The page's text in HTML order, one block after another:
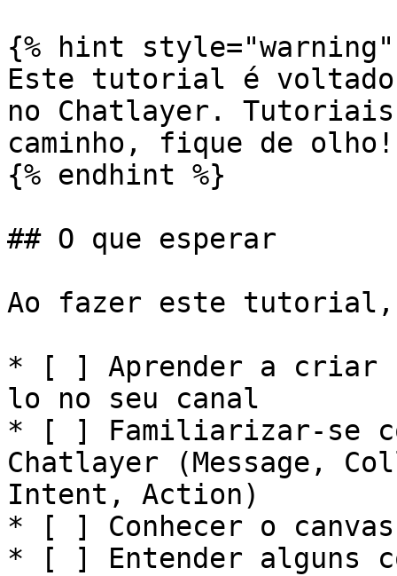
{% hint style="warning"
Este tutorial é
no Chatlayer. Tutoriais
caminho, fique de olho!
{% endhint %}
## O que esperar
Ao fazer este tutorial,
* [ ] Aprender a criar
lo no seu canal
* [ ] Familiarizar-se
Chatlayer (Message,
Intent, Action)
* [ ] Conhecer o
* [ ] Entender alguns